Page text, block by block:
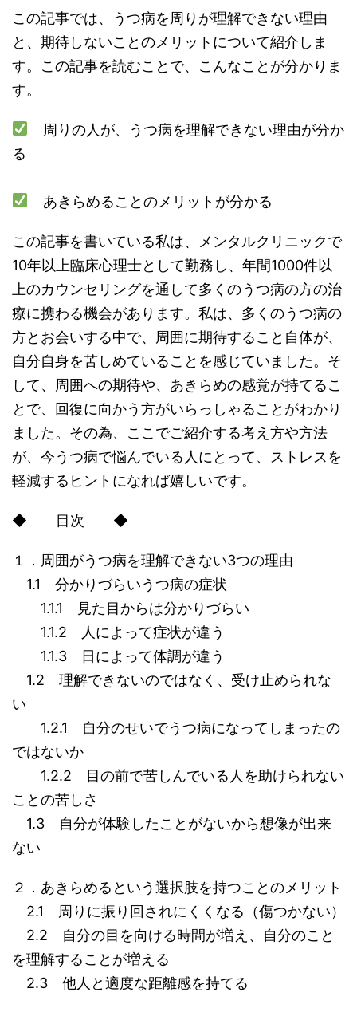
この記事では、うつ病を周りが理解できない理由
と、期待しないことのメリットについて紹介しま
す。この記事を読むことで、こんなことが分かりま
す。
周りの人が、うつ病を理解できない理由が分か
る
あきらめることのメリットが分かる
この記事を書いている私は、メンタルクリニックで
10年以上臨床心理士として勤務し、年間1000件以
上のカウンセリングを通して多くのうつ病の方の治
療に携わる機会があります。私は、多くのうつ病の
方とお会いする中で、周囲に期待すること自体が、
自分自身を苦しめていることを感じていました。そ
して、周囲への期待や、あきらめの感覚が持てるこ
とで、回復に向かう方がいらっしゃることがわかり
ました。その為、ここでご紹介する考え方や方法
が、今うつ病で悩んでいる人にとって、ストレスを
軽減するヒントになれば嬉しいです。
◆ 目次 ◆
１．周囲がうつ病を理解できない3つの理由
1.1 分かりづらいうつ病の症状
1.1.1 見た目からは分かりづらい
1.1.2 人によって症状が違う
1.1.3 日によって体調が違う
1.2 理解できないのではなく、受け止められな
い
1.2.1 自分のせいでうつ病になってしまったの
ではないか
1.2.2 目の前で苦しんでいる人を助けられない
ことの苦しさ
1.3 自分が体験したことがないから想像が出来
ない
２．あきらめるという選択肢を持つことのメリット
2.1 周りに振り回されにくくなる（傷つかない）
2.2 自分の目を向ける時間が増え、自分のこと
を理解することが増える
2.3 他人と適度な距離感を持てる